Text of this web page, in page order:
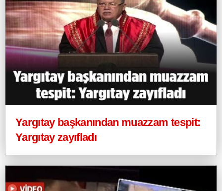
Yargıtay başkanından muazzam tespit:
Yargıtay zayıfladı